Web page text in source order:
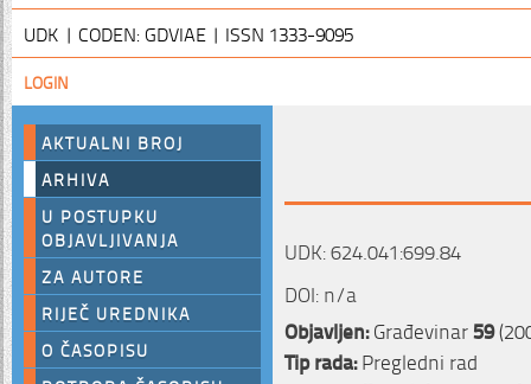
UDK | CODEN: GDVIAE | ISSN 1333-9095
LOGIN
AKTUALNI BROJ
ARHIVA
U POSTUPKU
OBJAVLJIVANJA
ZA AUTORE
RIJEČ UREDNIKA
O ČASOPISU
UDK: 624.041:699.84
DOI: n/a
Objavljen:Građevinar59
Tip rada:Pregledni rad